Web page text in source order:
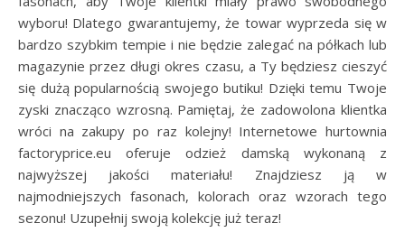
wyboru! Dlatego gwarantujemy, że towar wyprzeda się w
bardzo szybkim tempie i nie będzie zalegać na półkach lub
magazynie przez długi okres czasu, a Ty będziesz cieszyć
się dużą popularnością swojego butiku! Dzięki temu Twoje
zyski znacząco wzrosną. Pamiętaj, że zadowolona klientka
wróci na zakupy po raz kolejny! Internetowe hurtownia
factoryprice.eu oferuje odzież damską wykonaną z
najwyższej jakości materiału! Znajdziesz ją w
najmodniejszych fasonach, kolorach oraz wzorach tego
sezonu! Uzupełnij swoją kolekcję już teraz!